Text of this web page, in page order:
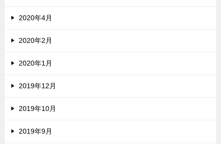
2020年4月
2020年2月
2020年1月
2019年12月
2019年10月
2019年9月